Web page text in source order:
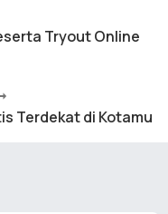
Tryout Online
Terdekat di Kotamu